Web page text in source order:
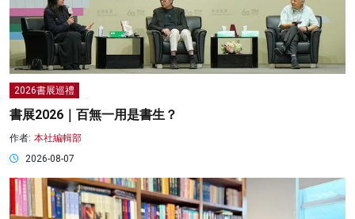
2026書展巡禮
書展2026｜百無一用是書生？
作者: 本社編輯部
2026-08-07